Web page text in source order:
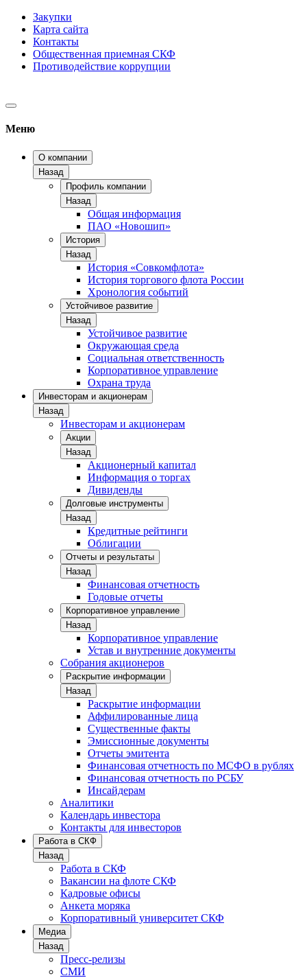
Закупки
Карта сайта
Контакты
Общественная приемная СКФ
Противодействие коррупции
Меню
О компании
Назад
Профиль компании
Назад
Общая информация
ПАО «Новошип»
История
Назад
История «Совкомфлота»
История торгового флота России
Хронология событий
Устойчивое развитие
Назад
Устойчивое развитие
Окружающая среда
Социальная ответственность
Корпоративное управление
Охрана труда
Инвесторам и акционерам
Назад
Инвесторам и акционерам
Акции
Назад
Акционерный капитал
Информация о торгах
Дивиденды
Долговые инструменты
Назад
Кредитные рейтинги
Облигации
Отчеты и результаты
Назад
Финансовая отчетность
Годовые отчеты
Корпоративное управление
Назад
Корпоративное управление
Устав и внутренние документы
Собрания акционеров
Раскрытие информации
Назад
Раскрытие информации
Аффилированные лица
Существенные факты
Эмиссионные документы
Отчеты эмитента
Финансовая отчетность по МСФО в рублях
Финансовая отчетность по РСБУ
Инсайдерам
Аналитики
Календарь инвестора
Контакты для инвесторов
Работа в СКФ
Назад
Работа в СКФ
Вакансии на флоте СКФ
Кадровые офисы
Анкета моряка
Корпоративный университет СКФ
Медиа
Назад
Пресс-релизы
СМИ